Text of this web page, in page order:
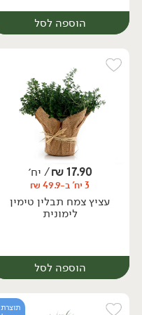
הוספה לסל
יח׳
17.90
₪/ יח׳
3 יח' ב-49.9 ₪
עציץ צמח תבלין טימין
לימונית
הוספה לסל
תוצרת